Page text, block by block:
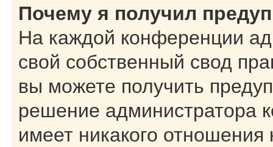
Почему я получил
На каждой конференции
свой собственный свод
вы можете получить
решение администратора
имеет никакого